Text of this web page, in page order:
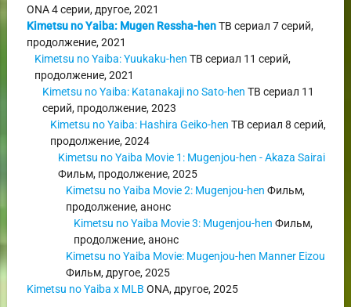
ONA4 серии, другое,2021
Kimetsu no Yaiba: Mugen Ressha-henТВ сериал 7 серий,
продолжение,2021
Kimetsu no Yaiba: Yuukaku-hen ТВ сериал 11 серий,
продолжение,2021
Kimetsu no Yaiba: Katanakaji no Sato-hen ТВ сериал 11
серий, продолжение,2023
Kimetsu no Yaiba: Hashira Geiko-hen ТВ сериал 8 серий,
продолжение,2024
Kimetsu no Yaiba Movie 1: Mugenjou-hen - Akaza Sairai
Фильм, продолжение,2025
Kimetsu no Yaiba Movie 2: Mugenjou-hen Фильм,
продолжение,анонс
Kimetsu no Yaiba Movie 3: Mugenjou-hen Фильм,
продолжение,анонс
Kimetsu no Yaiba Movie: Mugenjou-hen Manner Eizou
Фильм, другое,2025
Kimetsu no Yaiba x MLB ONA, другое,2025